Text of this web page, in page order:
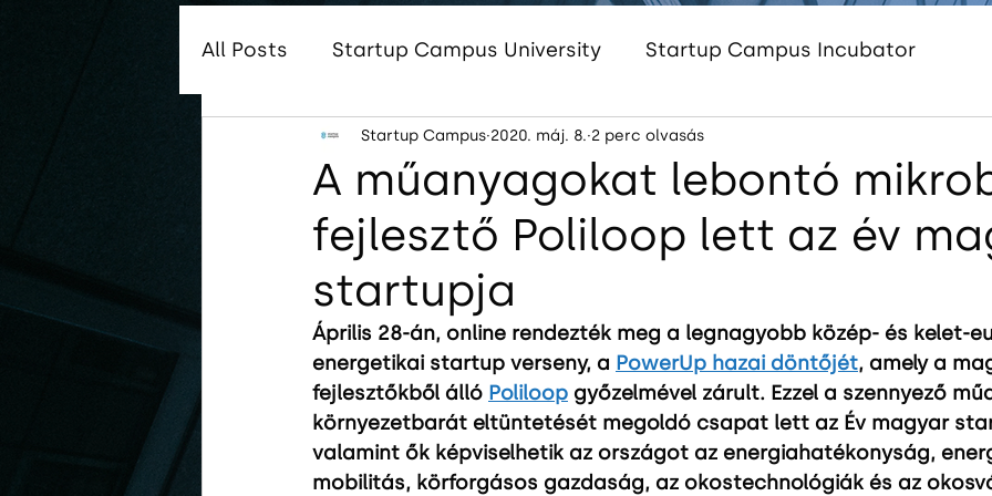
All Posts Startup Campus University Startup Campus Incubator
Startup Campus Global Startup Campus Women
Startup Campus Tungsram InnoEnergy HUB Hungary Startup
A műanyagokat lebontó
fejlesztő Poliloop lett az év
startupja
Startup Campus 2020. máj. 8. 2 perc olvasás
Április 28-án, online rendezték meg a legnagyobb közép- és kelet-
energetikai startup verseny, a PowerUp hazai döntőjét, amely a
fejlesztőkből álló Poliloop győzelmével zárult. Ezzel a szennyező
környezetbarát eltüntetését megoldó csapat lett az Év magyar
valamint ők képviselhetik az országot az energiahatékonyság,
mobilitás, körforgásos gazdaság, az okostechnológiák és az